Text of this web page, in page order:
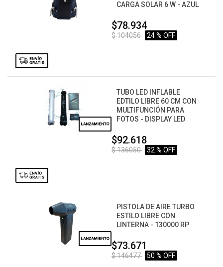
CARGA SOLAR 6 W - AZUL
$78.934
$ 104056 24 % OFF
TUBO LED INFLABLE
EDTILO LIBRE 60 CM CON
MULTIFUNCIÓN PARA
FOTOS - DISPLAY LED
$92.618
$ 136050 32 % OFF
PISTOLA DE AIRE TURBO
ESTILO LIBRE CON
LINTERNA - 130000 RP
$73.671
$ 146477 50 % OFF